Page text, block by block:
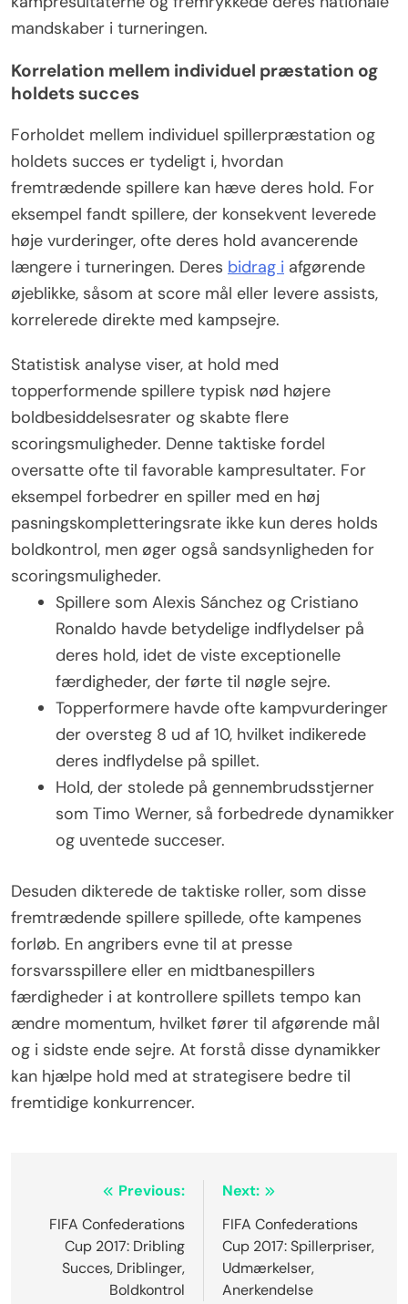
mandskaber i turneringen.
Korrelation mellem individuel præstation og
holdets succes
Forholdet mellem individuel spillerpræstation og
holdets succes er tydeligt i, hvordan
fremtrædende spillere kan hæve deres hold. For
eksempel fandt spillere, der konsekvent leverede
høje vurderinger, ofte deres hold avancerende
længere i turneringen. Deres bidrag i afgørende
øjeblikke, såsom at score mål eller levere assists,
korrelerede direkte med kampsejre.
Statistisk analyse viser, at hold med
topperformende spillere typisk nød højere
boldbesiddelsesrater og skabte flere
scoringsmuligheder. Denne taktiske fordel
oversatte ofte til favorable kampresultater. For
eksempel forbedrer en spiller med en høj
pasningskompletteringsrate ikke kun deres holds
boldkontrol, men øger også sandsynligheden for
scoringsmuligheder.
Spillere som Alexis Sánchez og Cristiano
Ronaldo havde betydelige indflydelser på
deres hold, idet de viste exceptionelle
færdigheder, der førte til nøgle sejre.
Topperformere havde ofte kampvurderinger
der oversteg 8 ud af 10, hvilket indikerede
deres indflydelse på spillet.
Hold, der stolede på gennembrudsstjerner
som Timo Werner, så forbedrede dynamikker
og uventede succeser.
Desuden dikterede de taktiske roller, som disse
fremtrædende spillere spillede, ofte kampenes
forløb. En angribers evne til at presse
forsvarsspillere eller en midtbanespillers
færdigheder i at kontrollere spillets tempo kan
ændre momentum, hvilket fører til afgørende mål
og i sidste ende sejre. At forstå disse dynamikker
kan hjælpe hold med at strategisere bedre til
fremtidige konkurrencer.
navigation
Previous:
FIFA Confederations
Cup 2017: Dribling
Succes, Driblinger,
Boldkontrol
Next:
FIFA Confederations
Cup 2017: Spillerpriser,
Udmærkelser,
Anerkendelse